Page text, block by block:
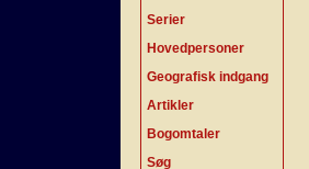
Serier
Hovedpersoner
Geografisk indgang
Artikler
Bogomtaler
Søg